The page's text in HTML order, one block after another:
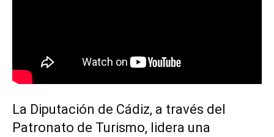
La Diputación de Cádiz, a través del
Patronato de Turismo, lidera una